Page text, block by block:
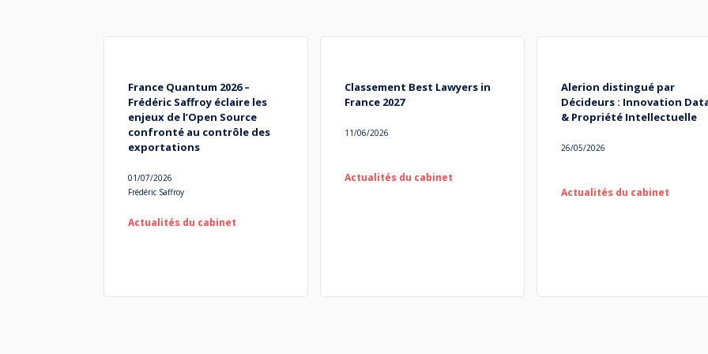
France Quantum 2026 –
Frédéric Saffroy éclaire les
enjeux de l’Open Source
confronté au contrôle des
exportations
01/07/2026
Frédéric Saffroy
Actualités du cabinet
Classement Best Lawyers in
France 2027
11/06/2026
Actualités du cabinet
Alerion distingué par
Décideurs : Innovation
& Propriété Intellectuelle
26/05/2026
Actualités du cabinet